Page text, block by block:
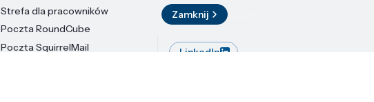
Strefa dla pracowników
Poczta RoundCube
Poczta SquirrelMail
ul. Sokołowska 29/37
01-142 Warszawa
LinkedIn
Zamknij